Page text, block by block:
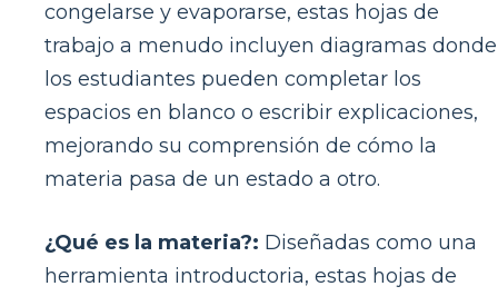
congelarse y evaporarse, estas hojas de
trabajo a menudo incluyen diagramas donde
los estudiantes pueden completar los
espacios en blanco o escribir explicaciones,
mejorando su comprensión de cómo la
materia pasa de un estado a otro.
¿Qué es la materia?: Diseñadas como una
herramienta introductoria, estas hojas de